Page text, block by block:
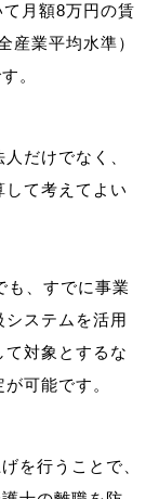
て月額8万円の賃
産業平均水準）
だけでなく、
て考えてよい
も、すでに事業
ステムを活用
対象とするな
可能です。
を行うことで、